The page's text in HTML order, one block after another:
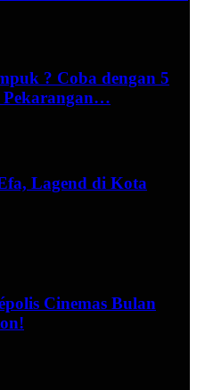
? Coba dengan 5
Pekarangan…
Lagend di Kota
Cinemas Bulan